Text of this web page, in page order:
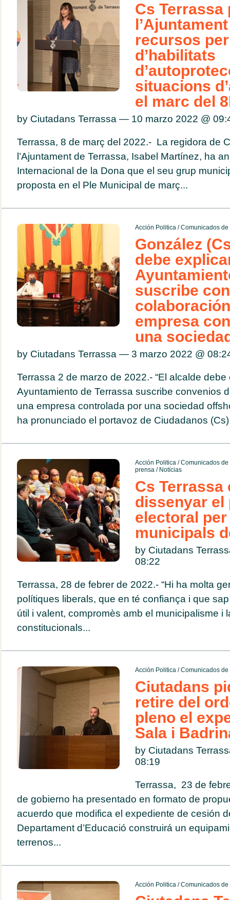
Cs Terrassa
recursos
d’habilitats
situacions
el marc del
by Ciutadans Terrassa — 10 marzo 2022 @
Terrassa, 8 de març del 2022.- La regidora de
l’Ajuntament de Terrassa, Isabel Martínez, ha
Internacional de la Dona que el seu grup
proposta en el Ple Municipal de març...
Acción Politica/Comunicados de
González
debe
suscribe
empresa
una
by Ciutadans Terrassa — 3 marzo 2022 @
Terrassa 2 de marzo de 2022.- “El alcalde
Ayuntamiento de Terrassa suscribe convenios
una empresa controlada por una sociedad
ha pronunciado el portavoz de Ciudadanos
Acción Politica/Comunicados de
prensa/ Notícias
Cs Terrassa
dissenyar el
electoral
municipals
by Ciutadans
08:22
Terrassa, 28 de febrer de 2022.- “Hi ha molta
polítiques liberals, que en té confiança i que
útil i valent, compromès amb el municipalisme i
constitucionals...
Acción Politica/Comunicados de
Ciutadans
retire del
pleno el
Sala i
by Ciutadans
08:19
Terrassa, 23 de
de gobierno ha presentado en formato de
acuerdo que modifica el expediente de cesión
Departament d’Educació construirá un
terrenos...
Acción Politica/Comunicados de